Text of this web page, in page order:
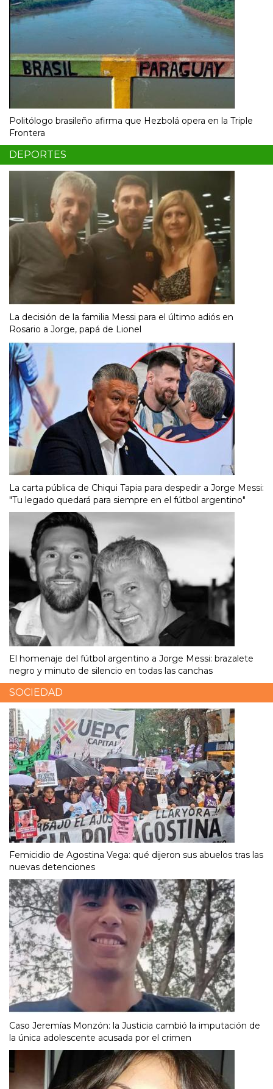
Politólogo brasileño afirma que Hezbolá opera en la Triple
Frontera
DEPORTES
La decisión de la familia Messi para el último adiós en
Rosario a Jorge, papá de Lionel
La carta pública de Chiqui Tapia para despedir a Jorge Messi:
"Tu legado quedará para siempre en el fútbol argentino"
El homenaje del fútbol argentino a Jorge Messi: brazalete
negro y minuto de silencio en todas las canchas
SOCIEDAD
Femicidio de Agostina Vega: qué dijeron sus abuelos tras las
nuevas detenciones
Caso Jeremías Monzón: la Justicia cambió la imputación de
la única adolescente acusada por el crimen